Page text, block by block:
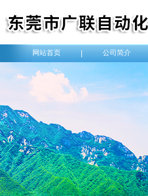
网站首页 公司简介